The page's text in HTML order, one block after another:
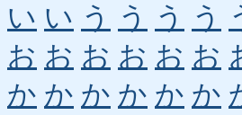
い い う う う う
お お お お お お
か か か か か か